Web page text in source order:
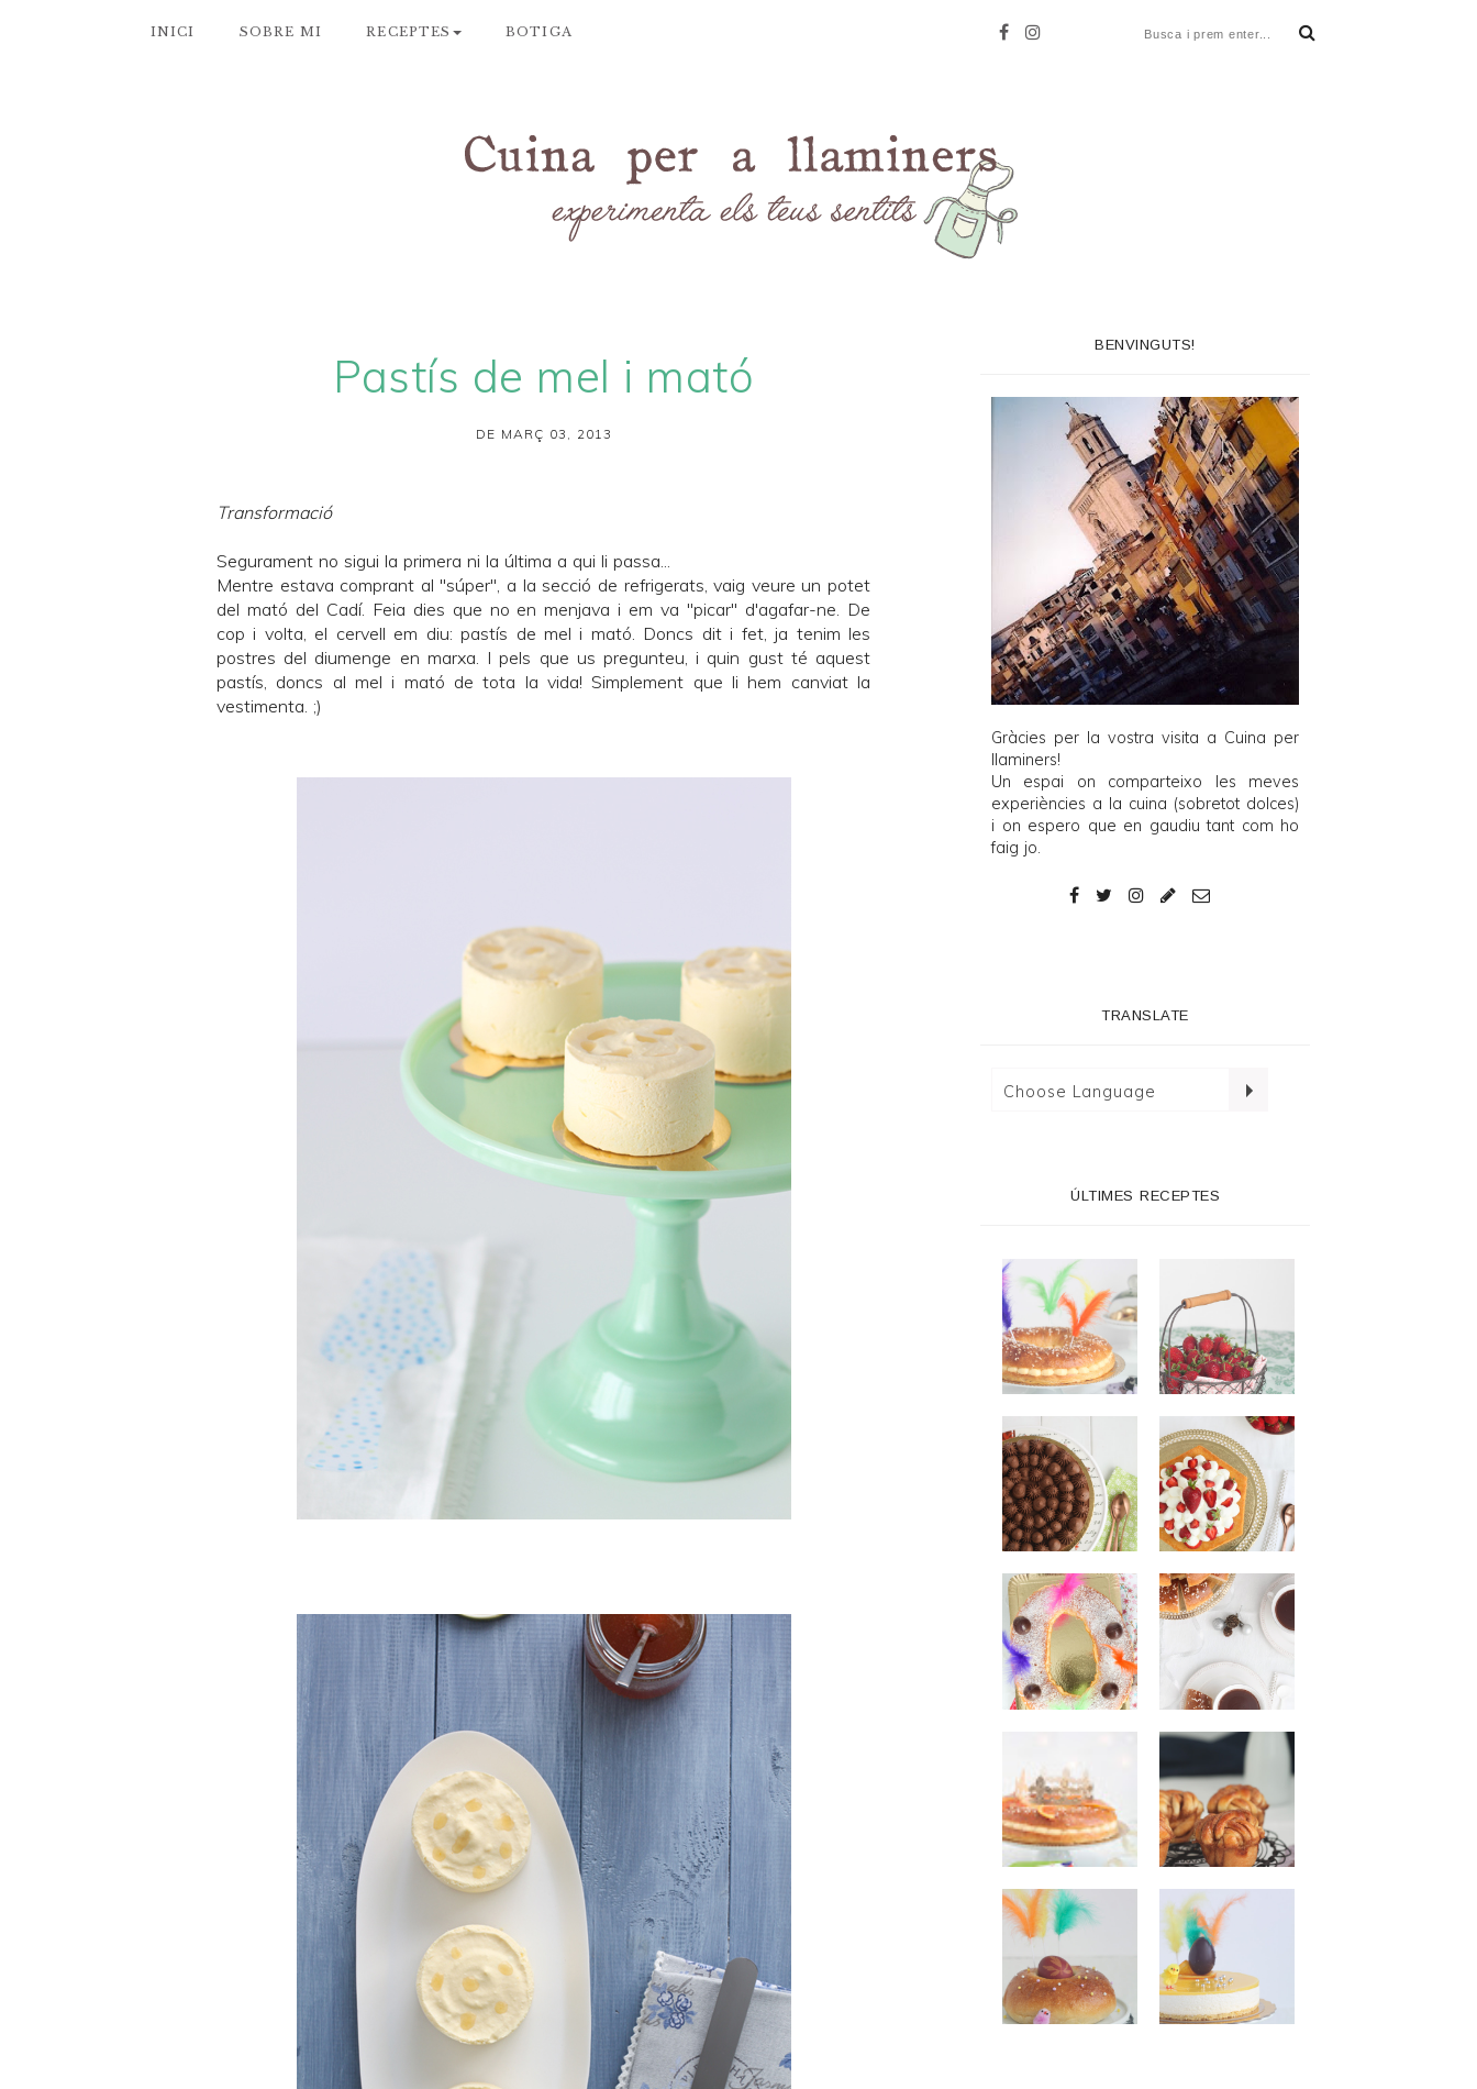
INICI SOBRE MI RECEPTES BOTIGA
Pastís de mel i mató
DE MARÇ 03, 2013
Transformació
Segurament no sigui la primera ni la última a qui li passa...
Mentre estava comprant al "súper", a la secció de refrigerats, vaig veure un potet
del mató del Cadí. Feia dies que no en menjava i em va "picar" d'agafar-ne. De
cop i volta, el cervell em diu: pastís de mel i mató. Doncs dit i fet, ja tenim les
postres del diumenge en marxa. I pels que us pregunteu, i quin gust té aquest
pastís, doncs al mel i mató de tota la vida! Simplement que li hem canviat la
vestimenta. ;)
BENVINGUTS!
Gràcies per la vostra visita a Cuina per
llaminers!
Un espai on comparteixo les meves
experiències a la cuina (sobretot dolces)
i on espero que en gaudiu tant com ho
faig jo.
TRANSLATE
ÚLTIMES RECEPTES